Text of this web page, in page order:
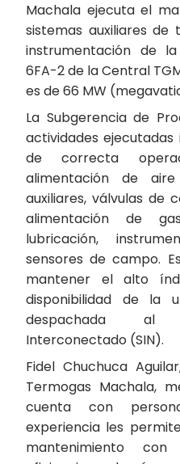
Machala ejecuta el
sistemas auxiliares de
instrumentación de
6FA-2 de la Central
es de 66 MW
La Subgerencia de
actividades ejecutadas
de correcta
alimentación de
auxiliares, válvulas de
alimentación de
lubricación,
sensores de campo.
mantener el alto
disponibilidad de la
despachada al
Interconectado (SIN).
Fidel Chuchuca
Termogas Machala,
cuenta con
experiencia les
mantenimiento